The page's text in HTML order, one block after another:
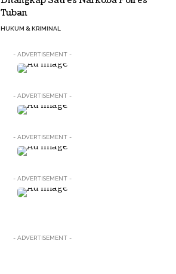
Tuban
HUKUM & KRIMINAL
- ADVERTISEMENT -
- ADVERTISEMENT -
- ADVERTISEMENT -
- ADVERTISEMENT -
- ADVERTISEMENT -